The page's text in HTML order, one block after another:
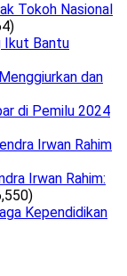
Tokoh Nasional
Ikut Bantu
dan
di Pemilu 2024
Irwan Rahim
Irwan Rahim:
Kependidikan